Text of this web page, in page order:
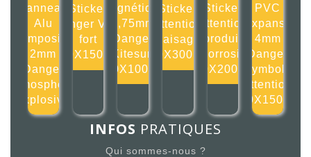
Panneau
Alu
composite
2mm
Danger
atmosphère
explosive
Sticker
Danger Vent
fort
150X150mm
Magnétique
0,75mm
Danger
Kitesurf
100X100mm
Sticker
Attention
fraisage
300X300mm
Sticker
Attention
produit
corrosif
200X200mm
PVC
Expansé
4mm
Danger
Symbole
attention
150X150mm
INFOS PRATIQUES
Qui sommes-nous ?